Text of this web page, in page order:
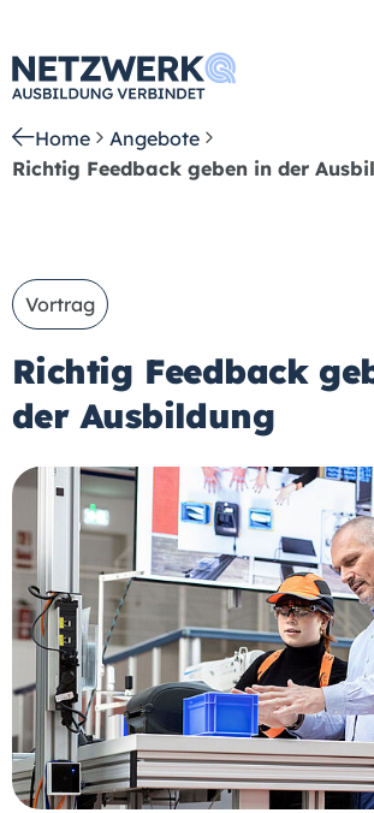
Home
Angebote
Richtig Feedback geben in der
Vortrag
Richtig Feedback
der Ausbildung